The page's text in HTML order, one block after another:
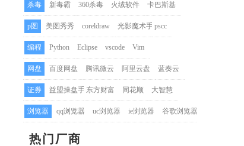
杀毒 新毒霸 360杀毒 火绒软件 卡巴斯基
p图 美图秀秀 coreldraw 光影魔术手 pscc
编程 Python Eclipse vscode Vim
网盘 百度网盘 腾讯微云 阿里云盘 蓝奏云
证券 益盟操盘手 东方财富 同花顺 大智慧
浏览器 qq浏览器 uc浏览器 ie浏览器 谷歌浏览器
热门厂商